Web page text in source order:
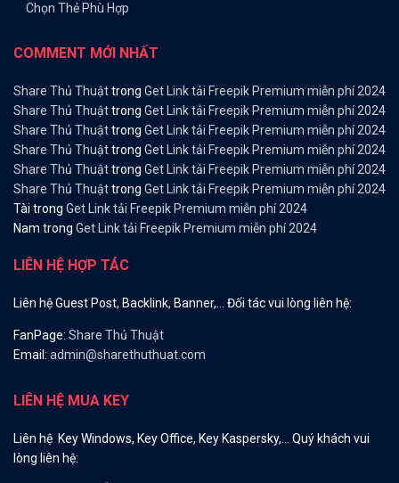
Chọn Thẻ Phù Hợp
COMMENT MỚI NHẤT
Share Thủ Thuậttrong Get Link tải Freepik Premium miễn phí 2024
Share Thủ Thuậttrong Get Link tải Freepik Premium miễn phí 2024
Share Thủ Thuậttrong Get Link tải Freepik Premium miễn phí 2024
Share Thủ Thuậttrong Get Link tải Freepik Premium miễn phí 2024
Share Thủ Thuậttrong Get Link tải Freepik Premium miễn phí 2024
Share Thủ Thuậttrong Get Link tải Freepik Premium miễn phí 2024
Tài trong Get Link tải Freepik Premium miễn phí 2024
Nam trong Get Link tải Freepik Premium miễn phí 2024
LIÊN HỆ HỢP TÁC
Liên hệ Guest Post, Backlink, Banner,… Đối tác vui lòng liên hệ:
FanPage: Share Thủ Thuật
Email: admin@sharethuthuat.com
LIÊN HỆ MUA KEY
Liên hệ Key Windows, Key Office, Key Kaspersky,… Quý khách vui
lòng liên hệ: